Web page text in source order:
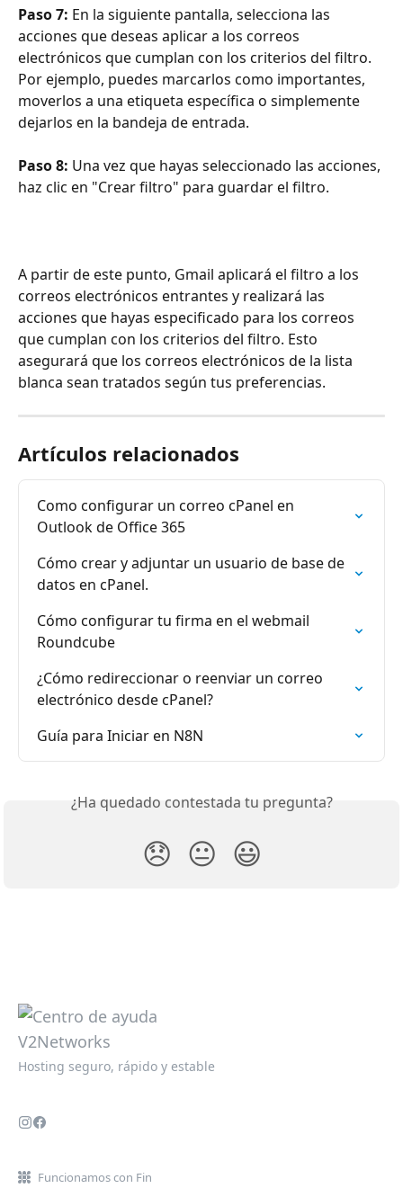
Paso 7: En la siguiente pantalla, selecciona las
acciones que deseas aplicar a los correos
electrónicos que cumplan con los criterios del filtro.
Por ejemplo, puedes marcarlos como importantes,
moverlos a una etiqueta específica o simplemente
dejarlos en la bandeja de entrada.
Paso 8: Una vez que hayas seleccionado las acciones,
haz clic en "Crear filtro" para guardar el filtro.
A partir de este punto, Gmail aplicará el filtro a los
correos electrónicos entrantes y realizará las
acciones que hayas especificado para los correos
que cumplan con los criterios del filtro. Esto
asegurará que los correos electrónicos de la lista
blanca sean tratados según tus preferencias.
Artículos relacionados
Como configurar un correo cPanel en
Outlook de Office 365
Cómo crear y adjuntar un usuario de base de
datos en cPanel.
Cómo configurar tu firma en el webmail
Roundcube
¿Cómo redireccionar o reenviar un correo
electrónico desde cPanel?
Guía para Iniciar en N8N
¿Ha quedado contestada tu pregunta?
😞 😐 😃
Hosting seguro, rápido y estable
Funcionamos con Fin